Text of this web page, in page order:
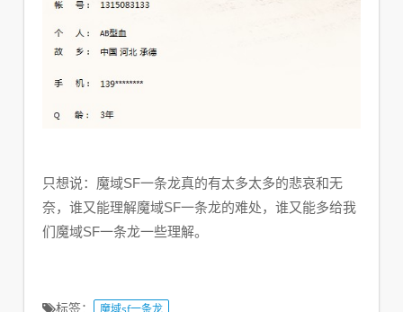
只想说：魔域SF一条龙真的有太多太多的悲哀和无
奈，谁又能理解魔域SF一条龙的难处，谁又能多给我
们魔域SF一条龙一些理解。
标签： 魔域sf一条龙